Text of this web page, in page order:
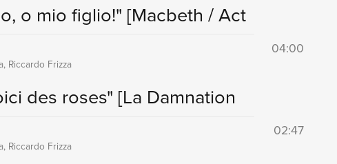
o mio figlio!" [Macbeth / Act
04:00
Riccardo Frizza
des roses" [La Damnation
02:47
Riccardo Frizza